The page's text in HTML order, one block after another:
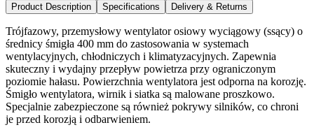
Product Description Specifications Delivery & Returns
Trójfazowy, przemysłowy wentylator osiowy wyciągowy (ssący) o
średnicy śmigła 400 mm do zastosowania w systemach
wentylacyjnych, chłodniczych i klimatyzacyjnych. Zapewnia
skuteczny i wydajny przepływ powietrza przy ograniczonym
poziomie hałasu. Powierzchnia wentylatora jest odporna na korozję.
Śmigło wentylatora, wirnik i siatka są malowane proszkowo.
Specjalnie zabezpieczone są również pokrywy silników, co chroni
je przed korozją i odbarwieniem.